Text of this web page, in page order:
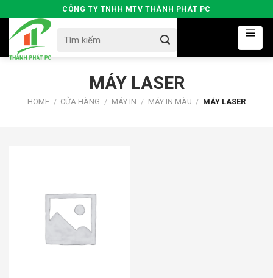
to
content
CÔNG TY TNHH MTV THÀNH PHÁT PC
for:
MÁY LASER
HOME / CỬA HÀNG / MÁY IN / MÁY IN MÀU / MÁY LASER